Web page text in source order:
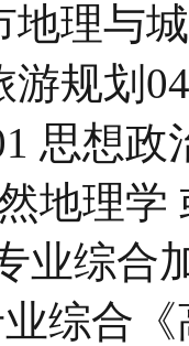
地理与
游规划
思想
地理学
业综合
综合